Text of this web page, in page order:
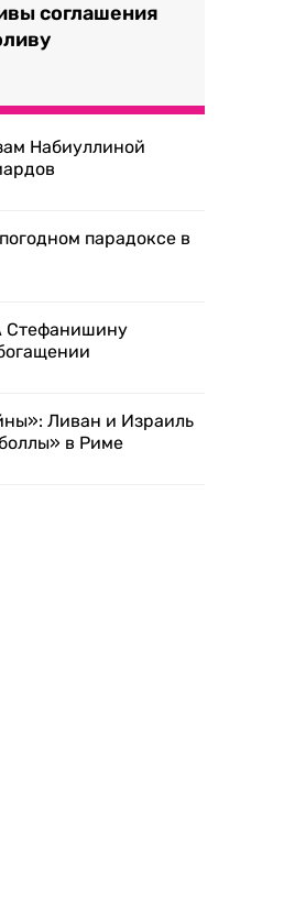
соглашения
Набиуллиной
парадоксе в
Стефанишину
Ливан и Израиль
в Риме